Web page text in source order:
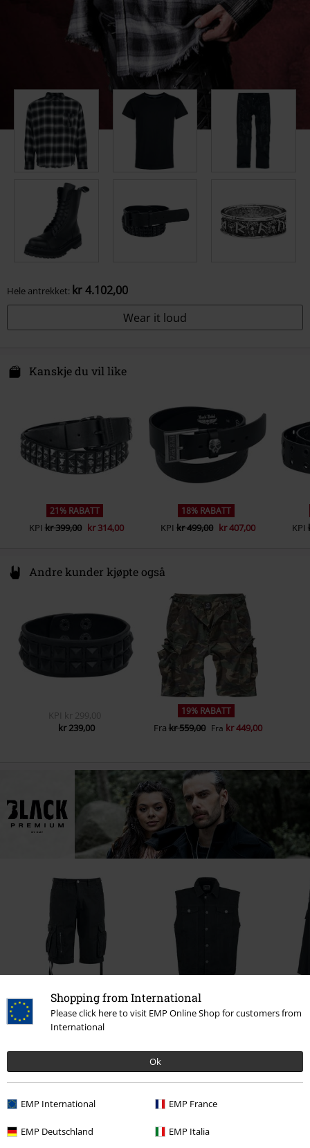
Shopping from International
Please click here to visit EMP Online Shop for customers from
International
Ok
EMP International EMP France
EMP Deutschland EMP Italia
Hele antrekket: kr 4.102,00
Wear it loud
Kanskje du vil like
21% RABATT
KPI kr 399,00 kr 314,00
18% RABATT
KPI kr 499,00 kr 407,00 KPI
Andre kunder kjøpte også
KPI
kr 299,00
kr 239,00
19% RABATT
Frakr 559,00 Fra kr 449,00
%
Frakr 559,00
15% RABATT
Fra kr 639,00 Frakr 543,00
0 Anmeldelse
Fortell oss hva du synes om "Belte med nagler".